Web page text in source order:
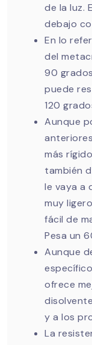
de la luz.
debajo
En lo
del
90
puede
120
Aunque
más
también
le vaya a
muy
fácil de
Pesa un
Aunque
ofrece
y a los
La